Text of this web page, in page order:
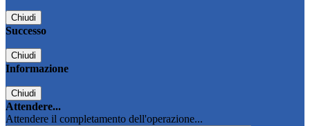
Chiudi
Successo
Chiudi
Informazione
Chiudi
Attendere...
Attendere il completamento dell'operazione...